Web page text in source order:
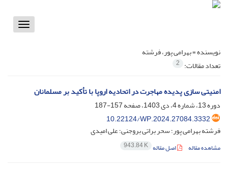
Toggle
نویسنده =بهرامی پور، فرشته
تعداد مقالات: 2
امنیتی سازی پدیده مهاجرت در اتحادیه اروپا با تأکید بر مسلمانان
دوره 13، شماره 4، دی 1403، صفحه
157-187
10.22124/WP.2024.27084.3332
فرشته بهرامی پور؛ سحر براتی بروجنی؛ علی امیدی
مشاهده مقاله اصل مقاله 943.84 K